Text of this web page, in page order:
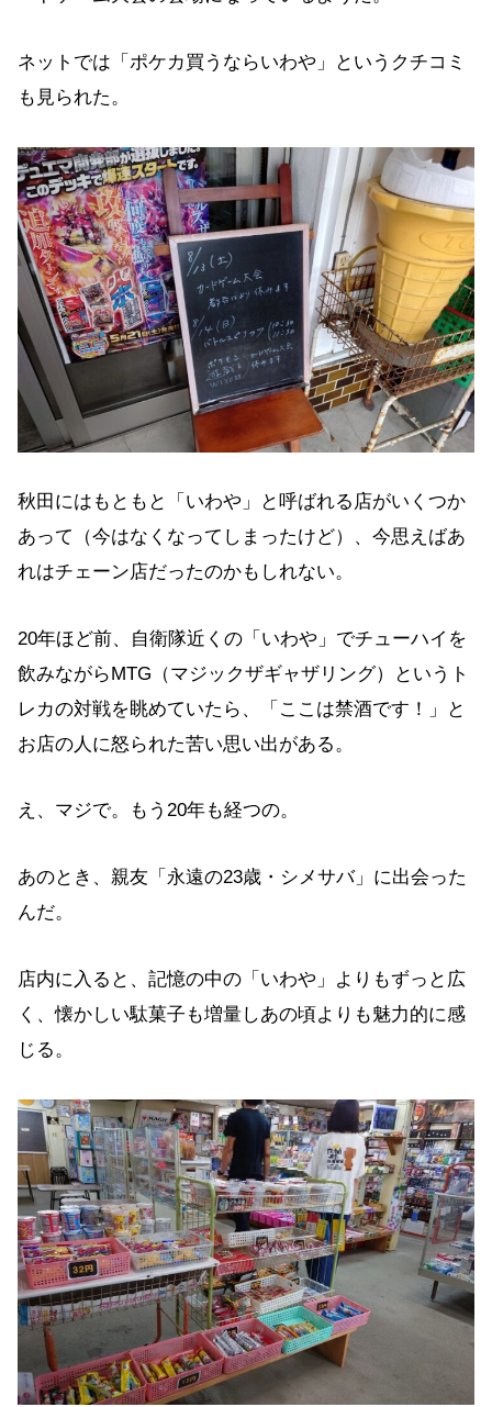
ネットでは「ポケカ買うならいわや」というクチコミ
も見られた。
秋田にはもともと「いわや」と呼ばれる店がいくつか
あって（今はなくなってしまったけど）、今思えばあ
れはチェーン店だったのかもしれない。
20年ほど前、自衛隊近くの「いわや」でチューハイを
飲みながらMTG（マジックザギャザリング）というト
レカの対戦を眺めていたら、「ここは禁酒です！」と
お店の人に怒られた苦い思い出がある。
え、マジで。もう20年も経つの。
あのとき、親友「永遠の23歳・シメサバ」に出会った
んだ。
店内に入ると、記憶の中の「いわや」よりもずっと広
く、懐かしい駄菓子も増量しあの頃よりも魅力的に感
じる。